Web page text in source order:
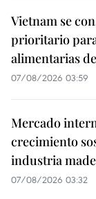
Vietnam se
prioritario
alimentarias
07/08/2026 03:59
Mercado
crecimiento
industria
07/08/2026 03:32